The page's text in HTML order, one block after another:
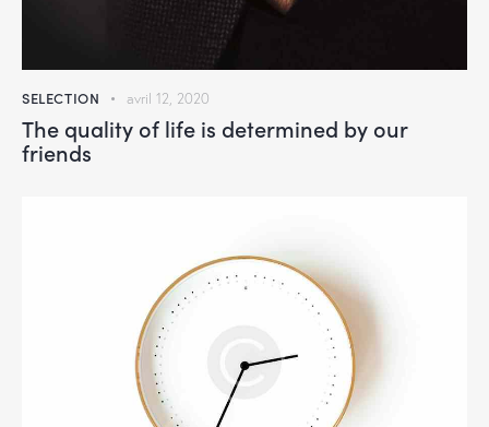
SELECTION avril 12, 2020
The quality of life is determined by our
friends